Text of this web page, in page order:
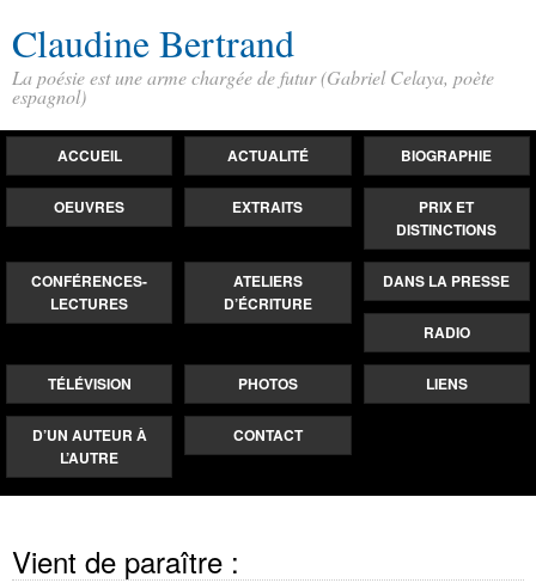
Claudine Bertrand
La poésie est une arme chargée de futur (Gabriel Celaya, poète
espagnol)
ACCUEIL ACTUALITÉ BIOGRAPHIE
OEUVRES EXTRAITS
PRIX ET
DISTINCTIONS
CONFÉRENCES-
LECTURES
ATELIERS
D’ÉCRITURE
DANS LA PRESSE
RADIO
TÉLÉVISION PHOTOS LIENS
D’UN AUTEUR À
L’AUTRE
CONTACT
Vient de paraître :